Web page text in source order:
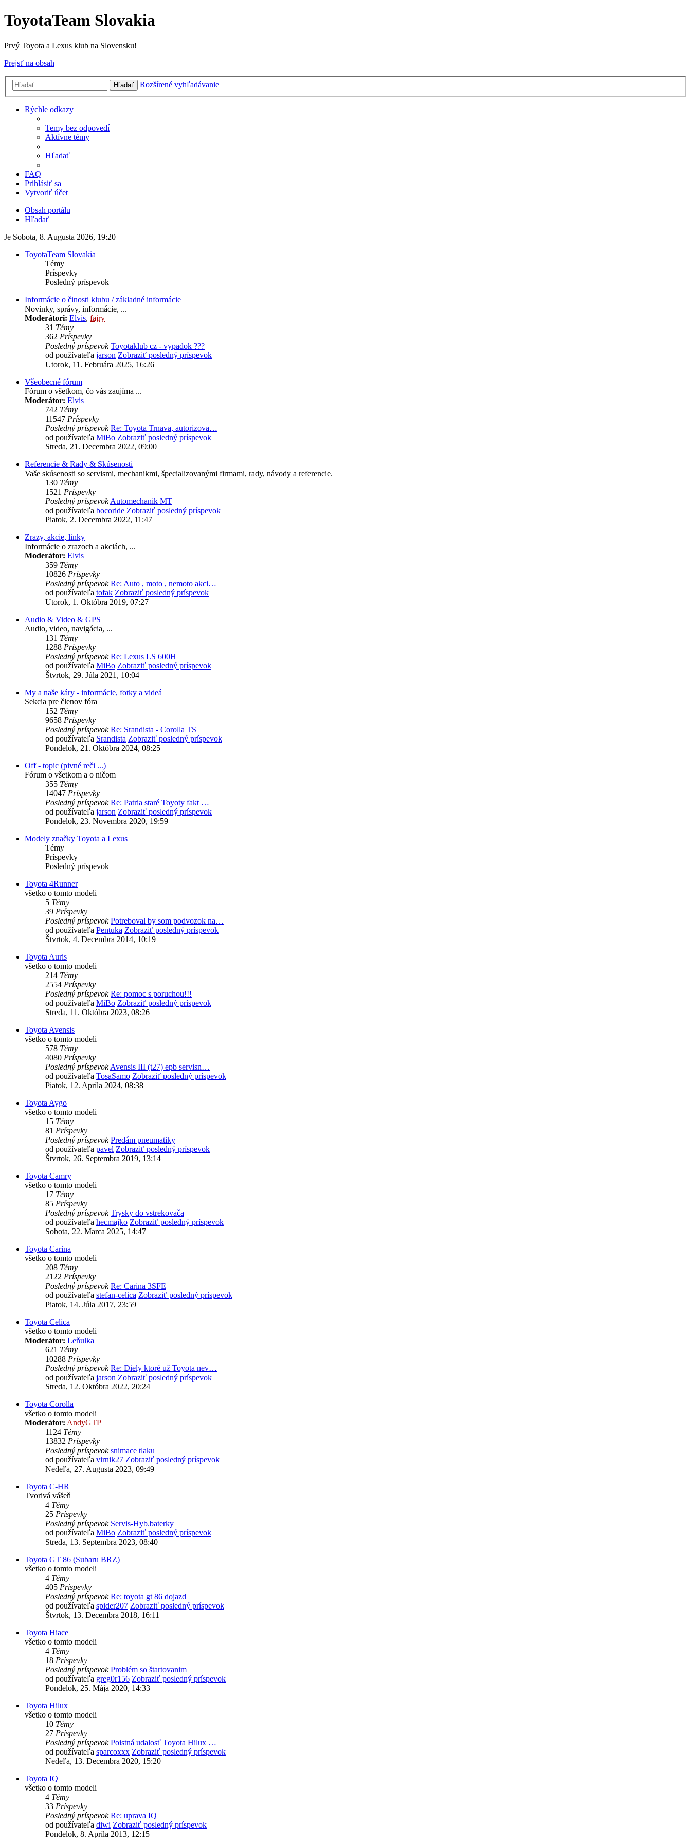
ToyotaTeam Slovakia
Prvý Toyota a Lexus klub na Slovensku!
Prejsť na obsah
Hľadať Rozšírené vyhľadávanie
Rýchle odkazy
Temy bez odpovedí
Aktívne témy
Hľadať
FAQ
Prihlásiť sa
Vytvoriť účet
Obsah portálu
Hľadať
Je Sobota, 8. Augusta 2026, 19:20
ToyotaTeam Slovakia
Témy
Príspevky
Posledný príspevok
Informácie o činosti klubu / základné informácie
Novinky, správy, informácie, ...
Moderátori: Elvis, fajry
31 Témy
362 Príspevky
Posledný príspevok Toyotaklub cz - vypadok ???
od používateľa jarson Zobraziť posledný príspevok
Utorok, 11. Februára 2025, 16:26
Všeobecné fórum
Fórum o všetkom, čo vás zaujíma ...
Moderátor: Elvis
742 Témy
11547 Príspevky
Posledný príspevok Re: Toyota Trnava, autorizova…
od používateľa MiBo Zobraziť posledný príspevok
Streda, 21. Decembra 2022, 09:00
Referencie & Rady & Skúsenosti
Vaše skúsenosti so servismi, mechanikmi, špecializovanými firmami, rady, návody a referencie.
130 Témy
1521 Príspevky
Posledný príspevokAutomechanik MT
od používateľa bocoride Zobraziť posledný príspevok
Piatok, 2. Decembra 2022, 11:47
Zrazy, akcie, linky
Informácie o zrazoch a akciách, ...
Moderátor: Elvis
359 Témy
10826 Príspevky
Posledný príspevok Re: Auto , moto , nemoto akci…
od používateľa tofak Zobraziť posledný príspevok
Utorok, 1. Októbra 2019, 07:27
Audio & Video & GPS
Audio, video, navigácia, ...
131 Témy
1288 Príspevky
Posledný príspevok Re: Lexus LS 600H
od používateľa MiBo Zobraziť posledný príspevok
Štvrtok, 29. Júla 2021, 10:04
My a naše káry - informácie, fotky a videá
Sekcia pre členov fóra
152 Témy
9658 Príspevky
Posledný príspevok Re: Srandista - Corolla TS
od používateľa Srandista Zobraziť posledný príspevok
Pondelok, 21. Októbra 2024, 08:25
Off - topic (pivné reči ...)
Fórum o všetkom a o ničom
355 Témy
14047 Príspevky
Posledný príspevok Re: Patria staré Toyoty fakt …
od používateľa jarson Zobraziť posledný príspevok
Pondelok, 23. Novembra 2020, 19:59
Modely značky Toyota a Lexus
Témy
Príspevky
Posledný príspevok
Toyota 4Runner
všetko o tomto modeli
5 Témy
39 Príspevky
Posledný príspevok Potreboval by som podvozok na…
od používateľa Pentuka Zobraziť posledný príspevok
Štvrtok, 4. Decembra 2014, 10:19
Toyota Auris
všetko o tomto modeli
214 Témy
2554 Príspevky
Posledný príspevok Re: pomoc s poruchou!!!
od používateľa MiBo Zobraziť posledný príspevok
Streda, 11. Októbra 2023, 08:26
Toyota Avensis
všetko o tomto modeli
578 Témy
4080 Príspevky
Posledný príspevokAvensis III (t27) epb servisn…
od používateľa TosaSamo Zobraziť posledný príspevok
Piatok, 12. Apríla 2024, 08:38
Toyota Aygo
všetko o tomto modeli
15 Témy
81 Príspevky
Posledný príspevok Predám pneumatiky
od používateľa pavel Zobraziť posledný príspevok
Štvrtok, 26. Septembra 2019, 13:14
Toyota Camry
všetko o tomto modeli
17 Témy
85 Príspevky
Posledný príspevok Trysky do vstrekovača
od používateľa hecmajko Zobraziť posledný príspevok
Sobota, 22. Marca 2025, 14:47
Toyota Carina
všetko o tomto modeli
208 Témy
2122 Príspevky
Posledný príspevok Re: Carina 3SFE
od používateľa stefan-celica Zobraziť posledný príspevok
Piatok, 14. Júla 2017, 23:59
Toyota Celica
všetko o tomto modeli
Moderátor: Leňulka
621 Témy
10288 Príspevky
Posledný príspevok Re: Diely ktoré už Toyota nev…
od používateľa jarson Zobraziť posledný príspevok
Streda, 12. Októbra 2022, 20:24
Toyota Corolla
všetko o tomto modeli
Moderátor: AndyGTP
1124 Témy
13832 Príspevky
Posledný príspevok snimace tlaku
od používateľa virnik27 Zobraziť posledný príspevok
Nedeľa, 27. Augusta 2023, 09:49
Toyota C-HR
Tvorivá vášeň
4 Témy
25 Príspevky
Posledný príspevok Servis-Hyb.baterky
od používateľa MiBo Zobraziť posledný príspevok
Streda, 13. Septembra 2023, 08:40
Toyota GT 86 (Subaru BRZ)
všetko o tomto modeli
4 Témy
405 Príspevky
Posledný príspevok Re: toyota gt 86 dojazd
od používateľa spider207 Zobraziť posledný príspevok
Štvrtok, 13. Decembra 2018, 16:11
Toyota Hiace
všetko o tomto modeli
4 Témy
18 Príspevky
Posledný príspevok Problém so štartovanim
od používateľa greg0r156 Zobraziť posledný príspevok
Pondelok, 25. Mája 2020, 14:33
Toyota Hilux
všetko o tomto modeli
10 Témy
27 Príspevky
Posledný príspevok Poistná udalosť Toyota Hilux …
od používateľa sparcoxxx Zobraziť posledný príspevok
Nedeľa, 13. Decembra 2020, 15:20
Toyota IQ
všetko o tomto modeli
4 Témy
33 Príspevky
Posledný príspevok Re: uprava IQ
od používateľa diwi Zobraziť posledný príspevok
Pondelok, 8. Apríla 2013, 12:15